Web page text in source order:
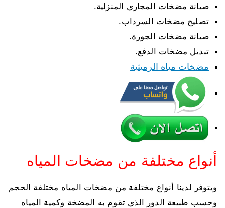
صيانة مضخات المجاري المنزلية.
تصليح مضخات السرداب.
صيانة مضخات الجورة.
تبديل مضخات الدفع.
مضخات مياه الرميثية
أنواع مختلفة من مضخات المياه
ويتوفر لدينا أنواع مختلفة من مضخات المياه مختلفة الحجم
وحسب طبيعة الدور الذي تقوم به المضخة وكمية المياه